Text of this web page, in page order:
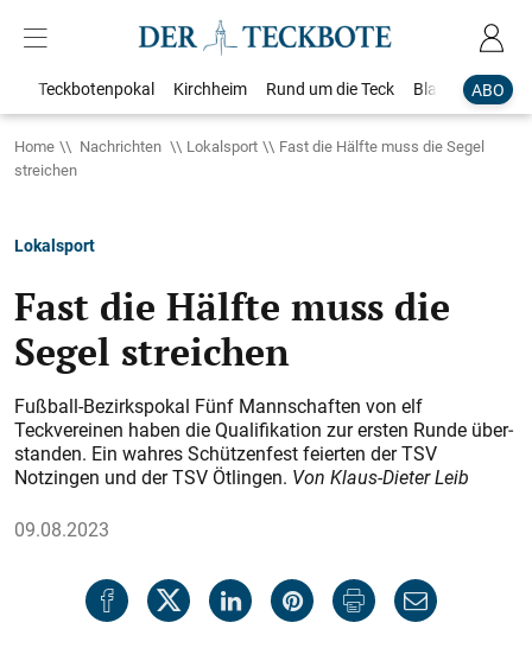
ABO
Teckbotenpokal Kirchheim Rund um die Teck Blaulicht
Home Nachrichten Lokalsport
Fast die Hälfte muss die Segel
streichen
Lokalsport
Fast die Hälfte muss die
Segel streichen
Fußball-Bezirkspokal Fünf Mannschaften von elf
Teckvereinen haben die Qualifikation zur ersten Runde über­
standen. Ein wahres Schützenfest feierten der TSV
Notzingen und der TSV Ötlingen. Von Klaus-Dieter Leib
09.08.2023